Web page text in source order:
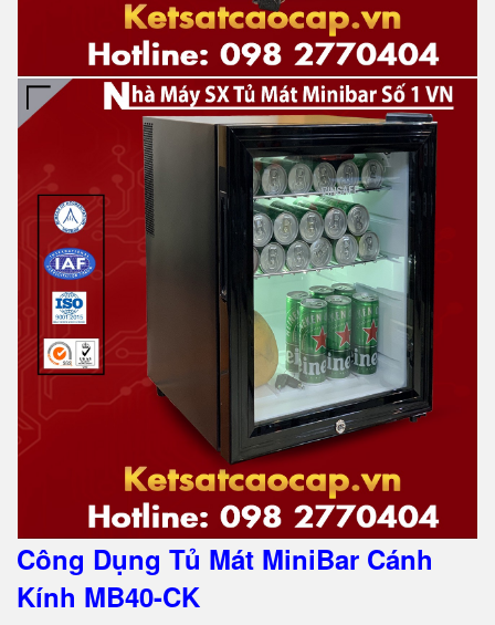
Công Dụng Tủ Mát MiniBar Cánh
Kính MB40-CK